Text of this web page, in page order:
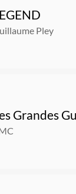
Pley
Grandes